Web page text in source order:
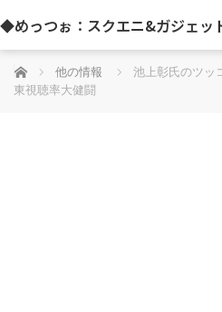
◆めっつぉ：スクエニ&ガジェッ
ホーム 他の情報
池上彰氏のツッ
東視聴率大健闘